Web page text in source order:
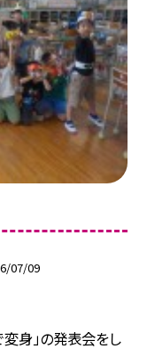
07/09
身」の発表会をし